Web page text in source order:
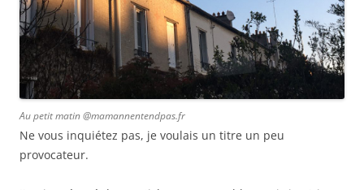
Au petit matin @mamannentendpas.fr
Ne vous inquiétez pas, je voulais un titre un peu
provocateur.